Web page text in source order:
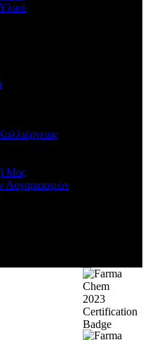
Μας
Λογαριασμών